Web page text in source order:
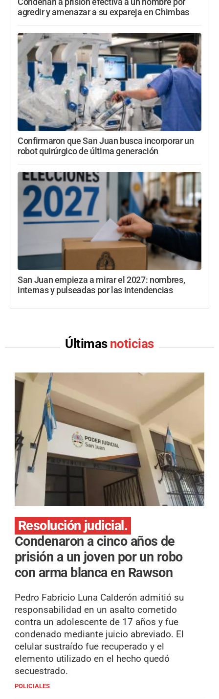
Condenan a prisión efectiva a un hombre por
agredir y amenazar a su expareja en Chimbas
Confirmaron que San Juan busca incorporar un
robot quirúrgico de última generación
San Juan empieza a mirar el 2027: nombres,
internas y pulseadas por las intendencias
Últimas noticias
Resolución judicial.
Condenaron a cinco años de
prisión a un joven por un robo
con arma blanca en Rawson
Pedro Fabricio Luna Calderón admitió su
responsabilidad en un asalto cometido
contra un adolescente de 17 años y fue
condenado mediante juicio abreviado. El
celular sustraído fue recuperado y el
elemento utilizado en el hecho quedó
secuestrado.
POLICIALES